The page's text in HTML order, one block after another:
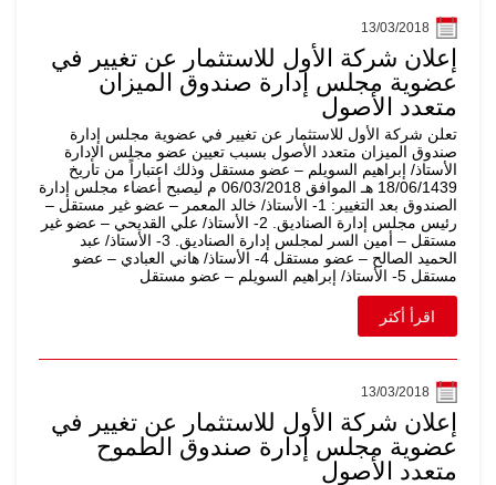
13/03/2018
إعلان شركة الأول للاستثمار عن تغيير في
عضوية مجلس إدارة صندوق الميزان
متعدد الأصول
تعلن شركة الأول للاستثمار عن تغيير في عضوية مجلس إدارة
صندوق الميزان متعدد الأصول بسبب تعيين عضو مجلس الإدارة
الأستاذ/ إبراهيم السويلم – عضو مستقل وذلك اعتباراً من تاريخ
18/06/1439 هـ الموافق 06/03/2018 م ليصبح أعضاء مجلس إدارة
الصندوق بعد التغيير: 1- الأستاذ/ خالد المعمر – عضو غير مستقل –
رئيس مجلس إدارة الصناديق. 2- الأستاذ/ علي القديحي – عضو غير
مستقل – أمين السر لمجلس إدارة الصناديق. 3- الأستاذ/ عبد
الحميد الصالح – عضو مستقل 4- الأستاذ/ هاني العبادي – عضو
مستقل 5- الأستاذ/ إبراهيم السويلم – عضو مستقل
اقرأ أكثر
13/03/2018
إعلان شركة الأول للاستثمار عن تغيير في
عضوية مجلس إدارة صندوق الطموح
متعدد الأصول